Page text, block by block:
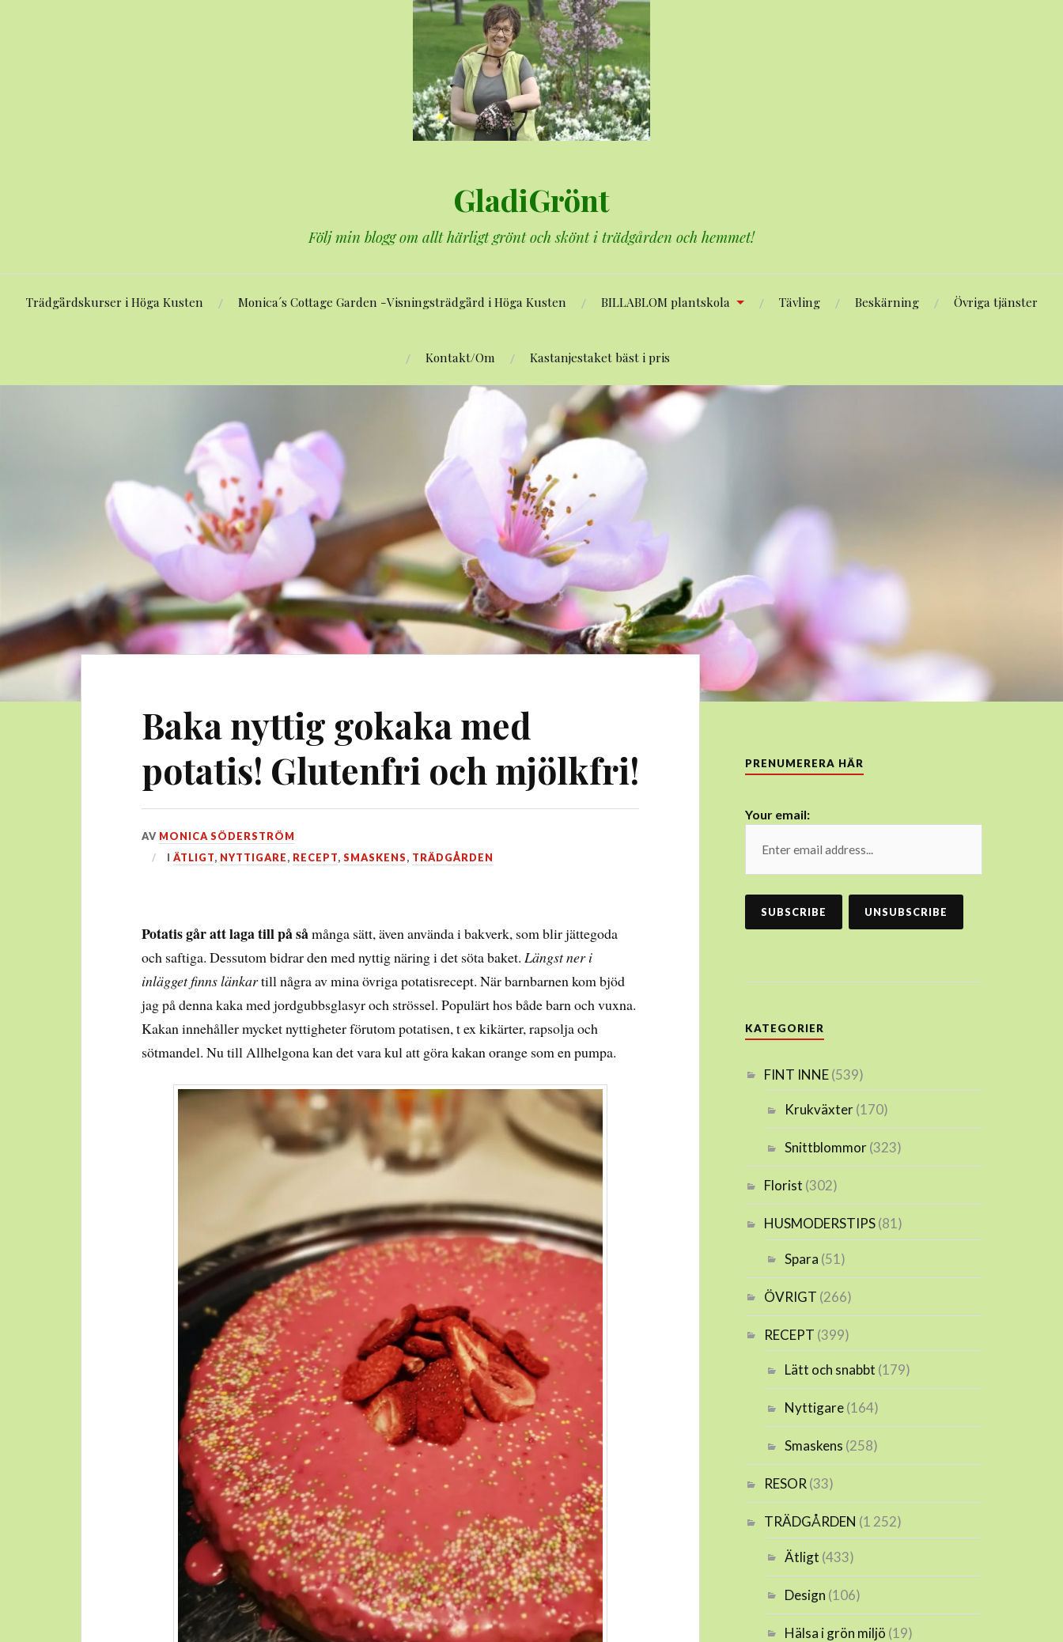
GladiGrönt
Följ min blogg om allt härligt grönt och skönt i trädgården och hemmet!
Trädgårdskurser i Höga Kusten Monica´s Cottage Garden -Visningsträdgård i Höga Kusten BILLABLOM plantskola Tävling Beskärning Övriga tjänster
Kontakt/Om Kastanjestaket bäst i pris
Baka nyttig gokaka med
potatis! Glutenfri och mjölkfri!
DEN
AV MONICA SÖDERSTRÖM
I ÄTLIGT, NYTTIGARE, RECEPT, SMASKENS, TRÄDGÅRDEN
Potatis går att laga till på såmånga sätt, även använda i bakverk, som blir jättegoda
och saftiga. Dessutom bidrar den med nyttig näring i det söta baket. Längst ner i
inlägget finns länkartill några av mina övriga potatisrecept. När barnbarnen kom bjöd
jag på denna kaka med jordgubbsglasyr och strössel. Populärt hos både barn och vuxna.
Kakan innehåller mycket nyttigheter förutom potatisen, t ex kikärter, rapsolja och
sötmandel. Nu till Allhelgona kan det vara kul att göra kakan orange som en pumpa.
PRENUMERERA HÄR
Your email:
KATEGORIER
FINT INNE(539)
Krukväxter(170)
Snittblommor(323)
Florist (302)
HUSMODERSTIPS(81)
Spara (51)
ÖVRIGT (266)
RECEPT (399)
Lätt och snabbt (179)
Nyttigare(164)
Smaskens (258)
RESOR (33)
TRÄDGÅRDEN (1 252)
Ätligt (433)
Design (106)
Hälsa i grön miljö (19)